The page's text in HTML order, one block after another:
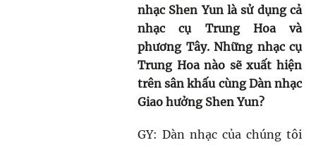
nhạc Shen Yun là sử dụng cả
nhạc cụ Trung Hoa và
phương Tây. Những nhạc cụ
Trung Hoa nào sẽ xuất hiện
trên sân khấu cùng Dàn nhạc
Giao hưởng Shen Yun?
GY: Dàn nhạc của chúng tôi